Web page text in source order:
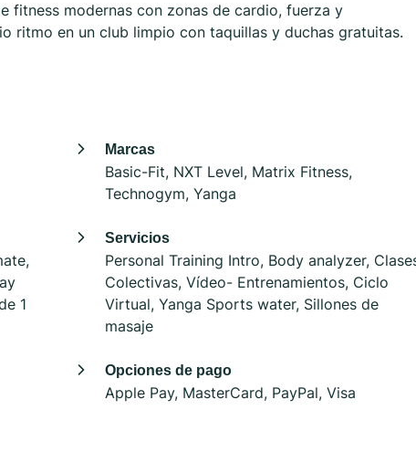
fitness modernas con zonas de cardio, fuerza y
ritmo en un club limpio con taquillas y duchas gratuitas.
Marcas
Basic-Fit, NXT Level, Matrix Fitness,
Technogym, Yanga
1
Servicios
Personal Training Intro, Body analyzer,
Colectivas, Vídeo- Entrenamientos, Ciclo
Virtual, Yanga Sports water, Sillones de
masaje
Opciones de pago
Apple Pay, MasterCard, PayPal, Visa